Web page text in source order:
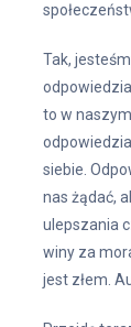
Tak,
to w
siebie.
nas żądać,
ulepszania
winy za
jest złem.